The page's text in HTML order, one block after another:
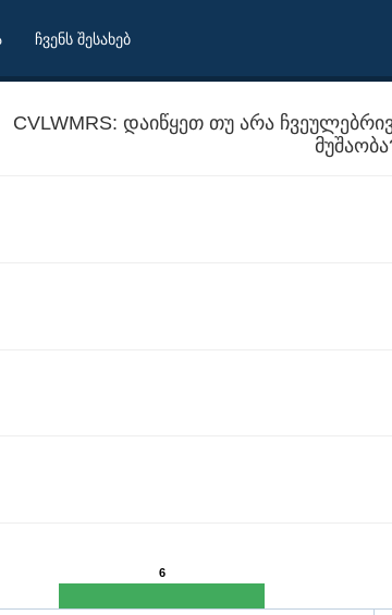
ჩვენს შესახებ
CVLWMRS: დაიწყეთ თუ არა
6